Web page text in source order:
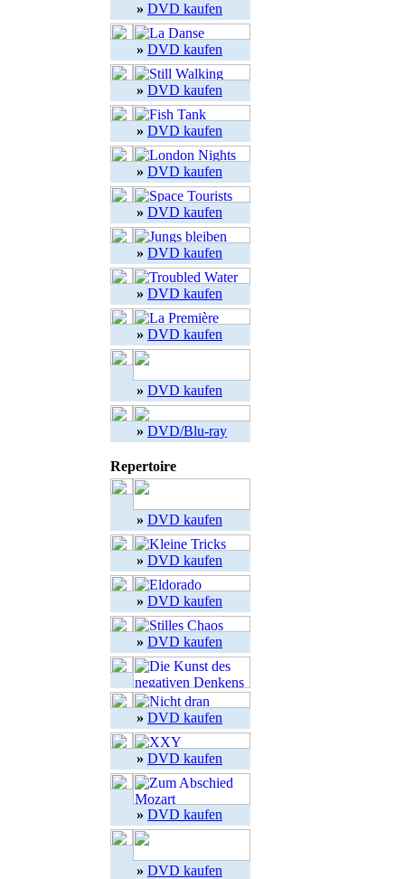
» DVD kaufen
» DVD kaufen
» DVD kaufen
» DVD kaufen
» DVD kaufen
» DVD kaufen
» DVD kaufen
» DVD kaufen
» DVD kaufen
» DVD kaufen
» DVD/Blu-ray
Repertoire
» DVD kaufen
» DVD kaufen
» DVD kaufen
» DVD kaufen
» DVD kaufen
» DVD kaufen
» DVD kaufen
» DVD kaufen